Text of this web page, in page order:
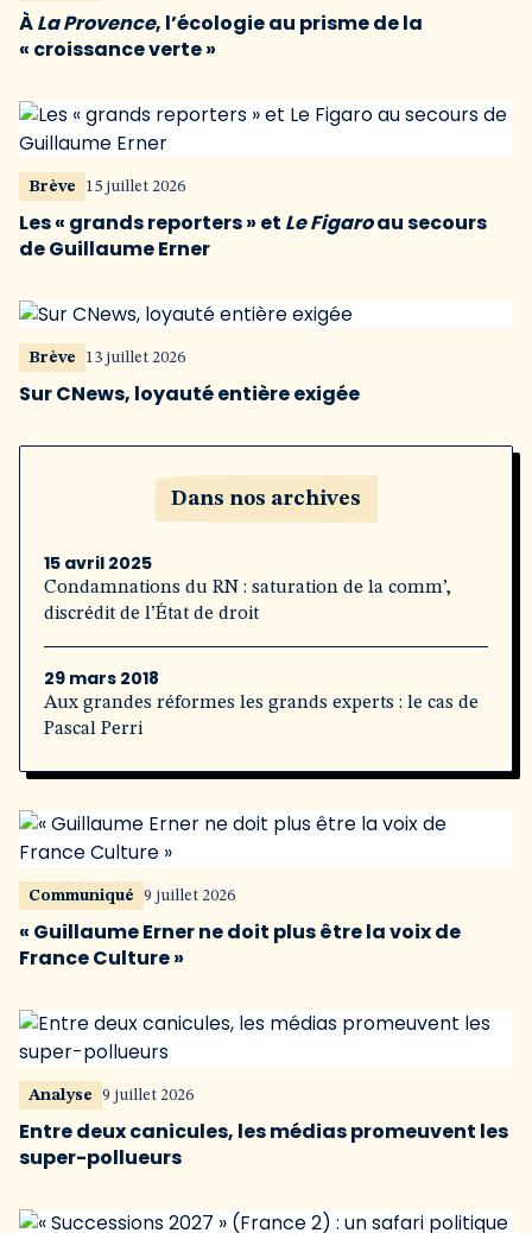
ÀLa Provence, l’écologie au prisme de la
« croissance verte »
Brève 15 juillet 2026
Les « grands reporters » et Le Figaroau secours
de Guillaume Erner
Brève 13 juillet 2026
Sur CNews, loyauté entière exigée
Dans nos archives
15 avril 2025
Condamnations du RN : saturation de la comm’,
discrédit de l’État de droit
29 mars 2018
Aux grandes réformes les grands experts : le cas de
Pascal Perri
Communiqué 9 juillet 2026
« Guillaume Erner ne doit plus être la voix de
France Culture »
Analyse 9 juillet 2026
Entre deux canicules, les médias promeuvent les
super-pollueurs